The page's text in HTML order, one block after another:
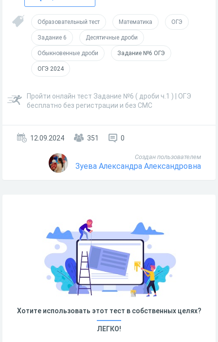
Образовательный тест Математика ОГЭ
Задание 6 Десятичные дроби
Обыкновенные дроби Задание №6 ОГЭ
ОГЭ 2024
Пройти онлайн тест Задание №6 ( дроби ч.1 ) | ОГЭ
бесплатно без регистрации и без СМС
12.09.2024 351 0
Создан пользователем
Зуева Александра Александровна
Хотите использовать этот тест в собственных целях?
ЛЕГКО!